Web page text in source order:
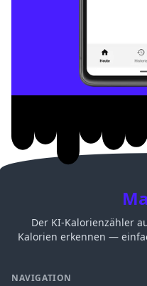
Der KI-Kalorienzähler
Kalorien erkennen —
NAVIGATION